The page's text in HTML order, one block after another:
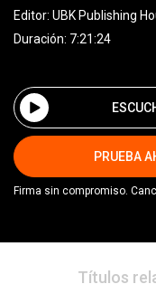
Editor: UBK Publishing
Duración: 7:21:24
PRUEBA
Firma sin compromiso.
Títulos